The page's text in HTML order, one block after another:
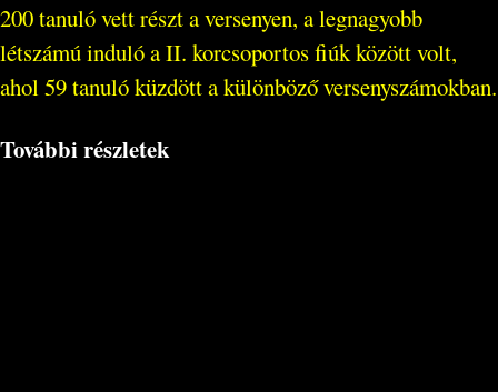
200 tanuló vett részt a versenyen, a legnagyobb
létszámú induló a II. korcsoportos fiúk között volt,
ahol 59 tanuló küzdött a különböző versenyszámokban.
További részletek